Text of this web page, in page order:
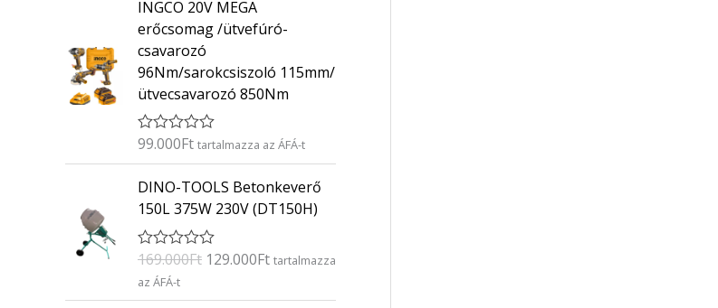
é
e
l
é
s
:
/
5
INGCO 20V MEGA
erőcsomag /ütvefúró-
csavarozó
96Nm/sarokcsiszoló 115mm/
ütvecsavarozó 850Nm
É
é
k
e
é
s
0
/
99.000Ft tartalmazza az ÁFÁ-t
DINO-TOOLS Betonkeverő
150L 375W 230V (DT150H)
É
t
é
169.000Ft
O
r
g
129.000Ft
C
u
etartalmazza
az ÁFÁ-t